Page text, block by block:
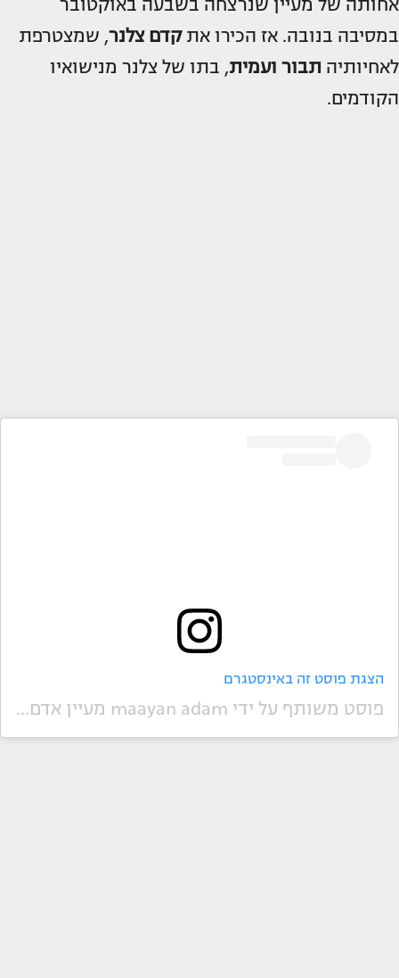
אחותה של מעיין שנרצחה בשבעה באוקטובר
במסיבה בנובה. אז הכירו אתקדם צלנר, שמצטרפת
לאחיותיה תבור ועמית, בתו של צלנר מנישואיו
הקודמים.
הצגת פוסט זה באינסטגרם
פוסט משותף על ידי ‏‎maayan adam מעיין אדם‎‏ (@‏‎maayanadam‎‏)